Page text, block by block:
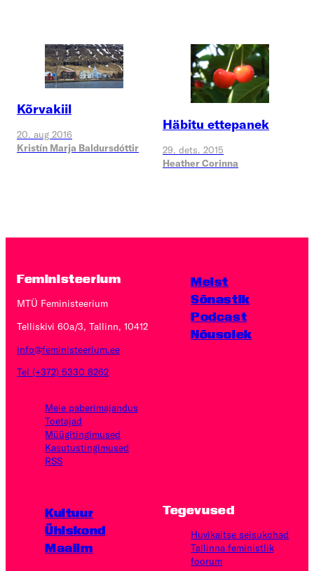
Kõrvakiil
20. aug 2016
Kristín Marja Baldursdóttir
Häbitu ettepanek
29. dets. 2015
Heather Corinna
Feministeerium
MTÜ Feministeerium
Telliskivi 60a/3, Tallinn, 10412
info@feministeerium.ee
Tel (+372) 5330 8262
Meie paberimajandus
Toetajad
Müügitingimused
Kasutus­tingimused
RSS
Meist
Sõnastik
Podcast
Nõusolek
Kultuur
Ühiskond
Maailm
Tegevused
Huvikaitse seisukohad
Tallinna feministlik
foorum